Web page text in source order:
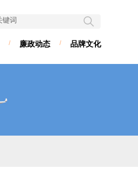
/ 廉政动态 / 品牌文化